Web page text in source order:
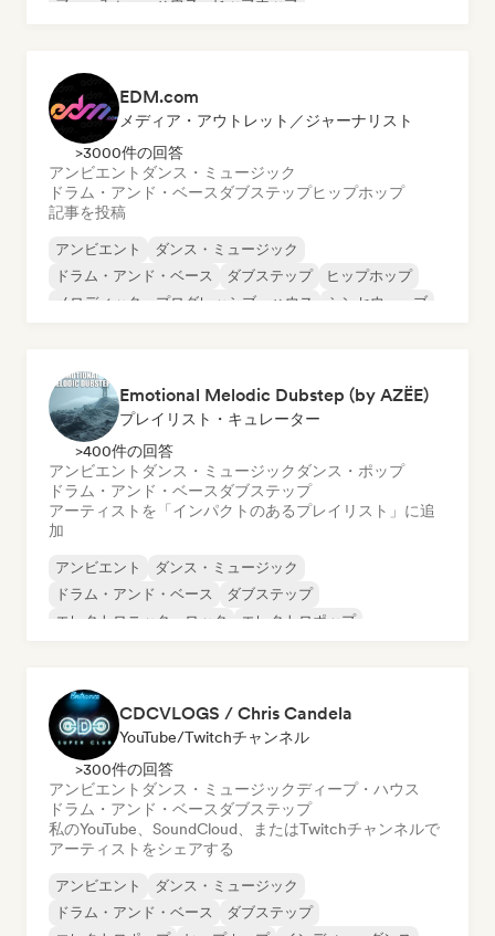
フューチャー・ハウス
ヒップホップ
EDM.com
メディア・アウトレット／ジャーナリスト
>3000件の回答
アンビエント ダンス・ミュージック
ドラム・アンド・ベース ダブステップヒップホップ
記事を投稿
アンビエント
ダンス・ミュージック
ドラム・アンド・ベース
ダブステップ
ヒップホップ
メロディック・プログレッシブ・ハウス
シンセウェーブ
Emotional Melodic Dubstep (by AZËE)
プレイリスト・キュレーター
>400件の回答
アンビエント ダンス・ミュージック ダンス・ポップ
ドラム・アンド・ベース ダブステップ
アーティストを「インパクトのあるプレイリスト」に追
加
アンビエント
ダンス・ミュージック
ドラム・アンド・ベース
ダブステップ
エレクトロニック・ロック
エレクトロポップ
CDCVLOGS / Chris Candela
YouTube/Twitchチャンネル
>300件の回答
アンビエント ダンス・ミュージックディープ・ハウス
ドラム・アンド・ベース ダブステップ
私のYouTube、SoundCloud、またはTwitchチャンネルで
アーティストをシェアする
アンビエント
ダンス・ミュージック
ドラム・アンド・ベース
ダブステップ